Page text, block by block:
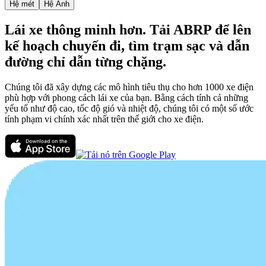
Hệ mét Hệ Anh
Lái xe thông minh hơn. Tải ABRP để lên
kế hoạch chuyến đi, tìm trạm sạc và dẫn
đường chỉ dẫn từng chặng.
Chúng tôi đã xây dựng các mô hình tiêu thụ cho hơn 1000 xe điện
phù hợp với phong cách lái xe của bạn. Bằng cách tính cả những
yếu tố như độ cao, tốc độ gió và nhiệt độ, chúng tôi có một số ước
tính phạm vi chính xác nhất trên thế giới cho xe điện.